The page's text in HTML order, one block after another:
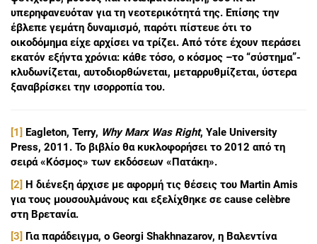
υπερηφανευόταν για τη νεοτερικότητά της. Επίσης την
έβλεπε γεμάτη δυναμισμό, παρότι πίστευε ότι το
οικοδόμημα είχε αρχίσει να τρίζει. Από τότε έχουν περάσει
εκατόν εξήντα χρόνια: κάθε τόσο, ο κόσμος –το “σύστημα”-
κλυδωνίζεται, αυτοδιορθώνεται, μεταρρυθμίζεται, ύστερα
ξαναβρίσκει την ισορροπία του.
[1] Eagleton, Terry, Why Marx Was Right, Yale University
Press, 2011. Το βιβλίο θα κυκλοφορήσει το 2012 από τη
σειρά «Κόσμος» των εκδόσεων «Πατάκη».
[2] H διένεξη άρχισε με αφορμή τις θέσεις του Μartin Amis
για τους μουσουλμάνους και εξελίχθηκε σε cause celèbre
στη Βρετανία.
[3] Για παράδειγμα, ο Georgi Shakhnazarov, η Βαλεντίνα